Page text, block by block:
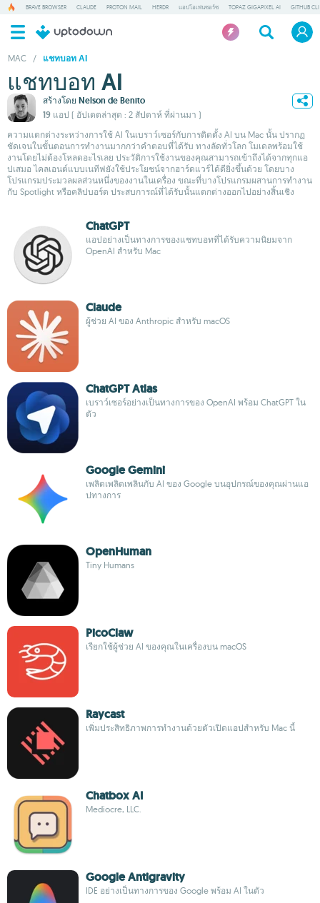
BRAVE BROWSER CLAUDE PROTON MAIL HERDR แอปโอเพ่นซอร์ซ TOPAZ GIGAPIXEL AI GITHUB CLI
MAC / แชทบอท AI
แชทบอท AI
สร้างโดย Nelson de Benito
19 แอป ( อัปเดตล่าสุด : 2 สัปดาห์ ที่ผ่านมา )
ความแตกต่างระหว่างการใช้ AI ในเบราว์เซอร์กับการติดตั้ง AI บน Mac นั้น ปรากฏ
ชัดเจนในขั้นตอนการทำงานมากกว่าคำตอบที่ได้รับ ทางลัดทั่วโลก โมเดลพร้อมใช้
งานโดยไม่ต้องโหลดอะไรเลย ประวัติการใช้งานของคุณสามารถเข้าถึงได้จากทุกแอ
ปเสมอ ไคลเอนต์แบบเนทีฟยังใช้ประโยชน์จากฮาร์ดแวร์ได้ดียิ่งขึ้นด้วย โดยบาง
โปรแกรมประมวลผลส่วนหนึ่งของงานในเครื่อง ขณะที่บางโปรแกรมผสานการทำงาน
กับ Spotlight หรือคลิปบอร์ด ประสบการณ์ที่ได้รับนั้นแตกต่างออกไปอย่างสิ้นเชิง
ChatGPT
แอปอย่างเป็นทางการของแชทบอทที่ได้รับความนิยมจาก
OpenAI สำหรับ Mac
Claude
ผู้ช่วย AI ของ Anthropic สำหรับ macOS
ChatGPT Atlas
เบราว์เซอร์อย่างเป็นทางการของ OpenAI พร้อม ChatGPT ใน
ตัว
Google Gemini
เพลิดเพลิดเพลินกับ AI ของ Google บนอุปกรณ์ของคุณผ่านแอ
ปทางการ
OpenHuman
Tiny Humans
PicoClaw
เรียกใช้ผู้ช่วย AI ของคุณในเครื่องบน macOS
Raycast
เพิ่มประสิทธิภาพการทำงานด้วยตัวเปิดแอปสำหรับ Mac นี้
Chatbox AI
Mediocre, LLC.
Google Antigravity
IDE อย่างเป็นทางการของ Google พร้อม AI ในตัว